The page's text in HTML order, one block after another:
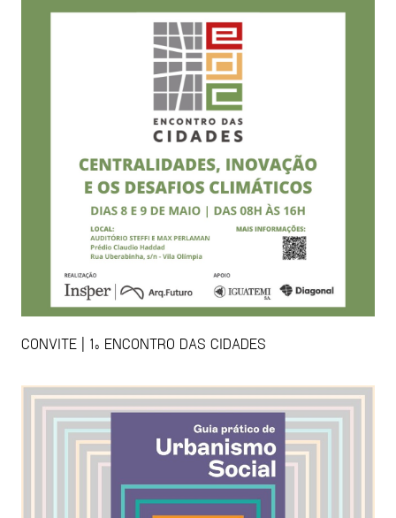
CONVITE | 1º ENCONTRO DAS CIDADES